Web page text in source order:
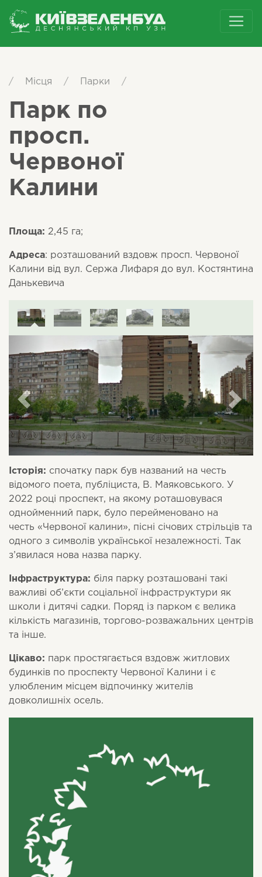
/ Місця / Парки /
Парк по
просп.
Червоної
Калини
Площа: 2,45 га;
Адреса: розташований вздовж просп. Червоної
Калини від вул. Сержа Лифаря до вул. Костянтина
Данькевича
Історія: спочатку парк був названий на честь
відомого поета, публіциста, В. Маяковського. У
2022 році проспект, на якому роташовувася
однойменний парк, було перейменовано на
честь «Червоної калини», пісні січових стрільців та
одного з символів української незалежності. Так
з’явилася нова назва парку.
Інфраструктура: біля парку розташовані такі
важливі об’єкти соціальної інфраструктури як
школи і дитячі садки. Поряд із парком є велика
кількість магазинів, торгово-розважальних центрів
та інше.
Цікаво: парк простягається вздовж житлових
будинків по проспекту Червоної Калини і є
улюбленим місцем відпочинку жителів
довколишніх осель.